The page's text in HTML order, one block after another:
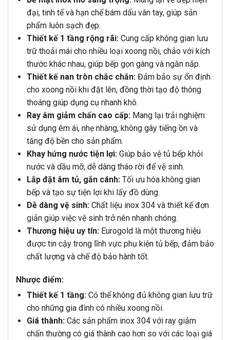
đại, tinh tế và hạn chế bám dấu vân tay, giúp sản
phẩm luôn sạch đẹp.
Thiết kế 1 tầng rộng rãi:Cung cấp không gian lưu
trữ thoải mái cho nhiều loại xoong nồi, chảo với kích
thước khác nhau, giúp bếp gọn gàng và ngăn nắp.
Thiết kế nan tròn chắc chắn:Đảm bảo sự ổn định
cho xoong nồi khi đặt lên, đồng thời tạo độ thông
thoáng giúp dụng cụ nhanh khô.
Ray âm giảm chấn cao cấp:Mang lại trải nghiệm
sử dụng êm ái, nhẹ nhàng, không gây tiếng ồn và
tăng độ bền cho sản phẩm.
Khay hứng nước tiện lợi:Giúp bảo vệ tủ bếp khỏi
nước và dầu mỡ, dễ dàng tháo rời để vệ sinh.
Lắp đặt âm tủ, gắn cánh:Tối ưu hóa không gian
bếp và tạo sự tiện lợi khi lấy đồ dùng.
Dễ dàng vệ sinh:Chất liệu inox 304 và thiết kế đơn
giản giúp việc vệ sinh trở nên nhanh chóng.
Thương hiệu uy tín:Eurogold là một thương hiệu
được tin cậy trong lĩnh vực phụ kiện tủ bếp, đảm bảo
chất lượng và chế độ bảo hành tốt.
Nhược điểm:
Thiết kế 1 tầng:Có thể không đủ không gian lưu trữ
cho những gia đình có nhiều xoong nồi.
Giá thành:Các sản phẩm inox 304 với ray giảm
chấn thường có giá thành cao hơn so với các loại giá